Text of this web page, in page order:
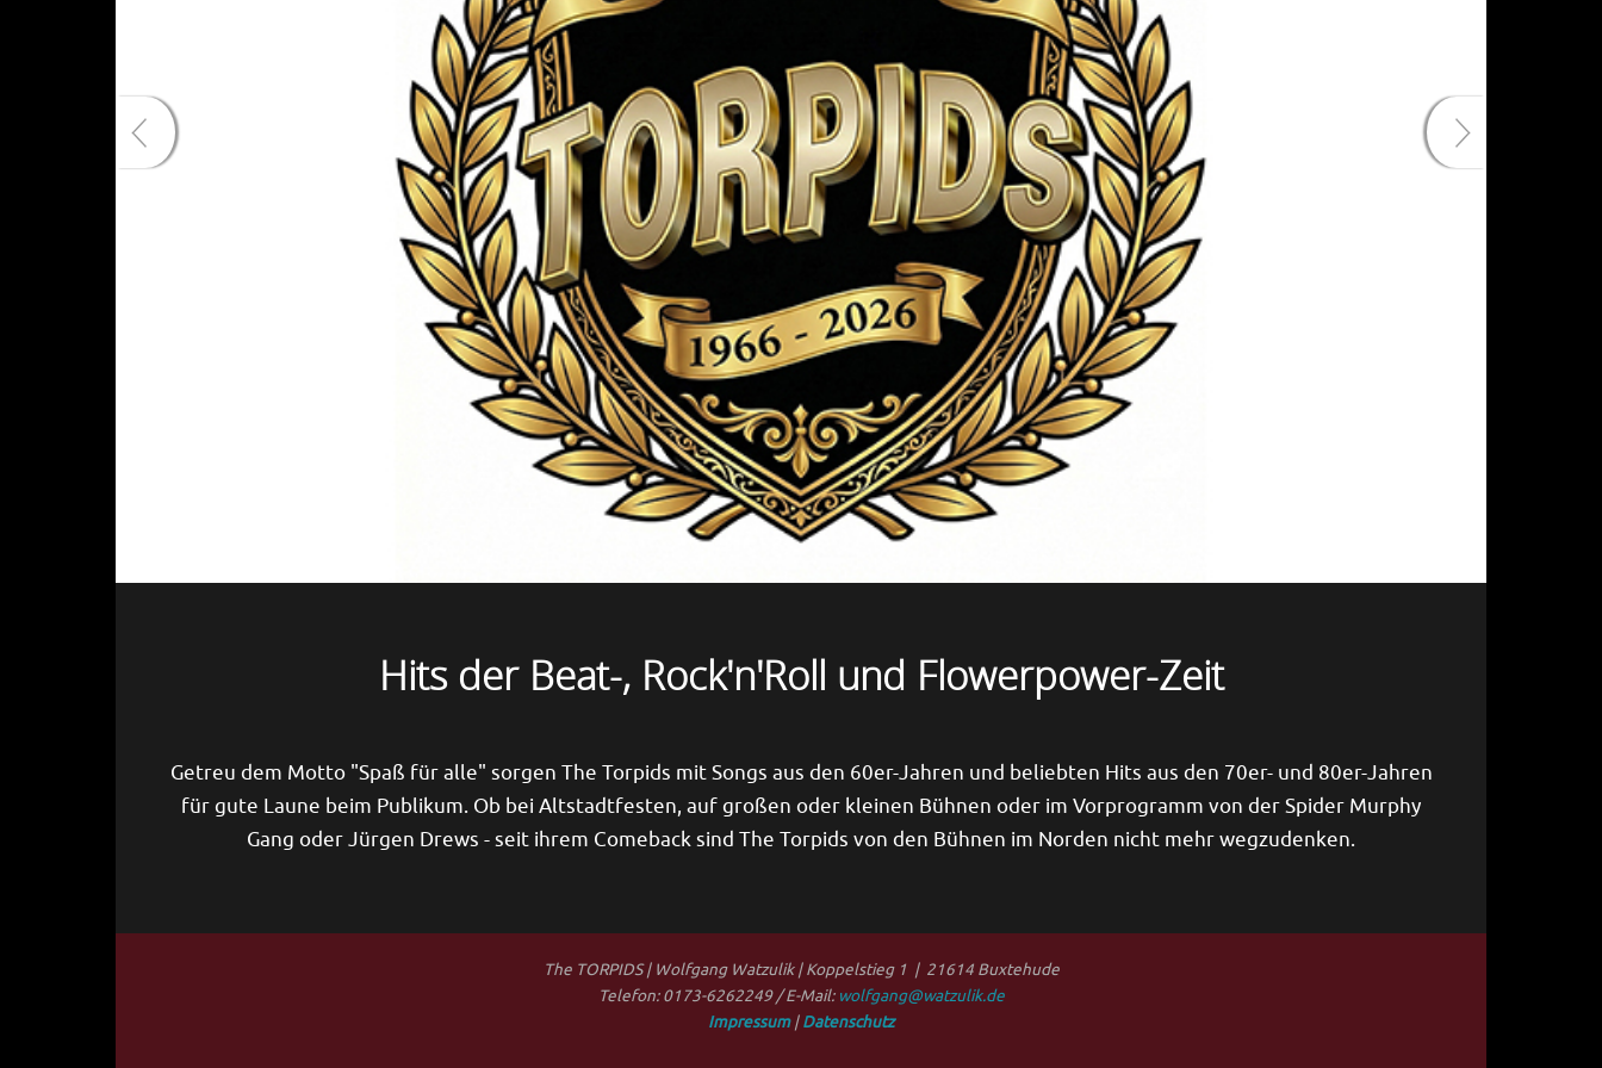
Hits der Beat-, Rock'n'Roll und Flowerpower-Zeit
Getreu dem Motto "Spaß für alle" sorgen The Torpids mit Songs aus den 60er-Jahren und beliebten Hits aus den 70er- und 80er-Jahren
für gute Laune beim Publikum. Ob bei Altstadtfesten, auf großen oder kleinen Bühnen oder im Vorprogramm von der Spider Murphy
Gang oder Jürgen Drews - seit ihrem Comeback sind The Torpids von den Bühnen im Norden nicht mehr wegzudenken.
The TORPIDS | Wolfgang Watzulik | Koppelstieg 1 | 21614 Buxtehude
Telefon: 0173-6262249 / E-Mail: wolfgang@watzulik.de
Impressum|Datenschutz